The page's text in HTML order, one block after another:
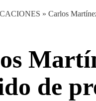
» Carlos
de